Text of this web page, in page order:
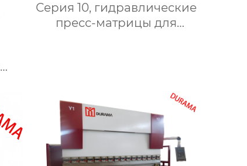
Серия 10, гидравлические
пресс-матрицы для